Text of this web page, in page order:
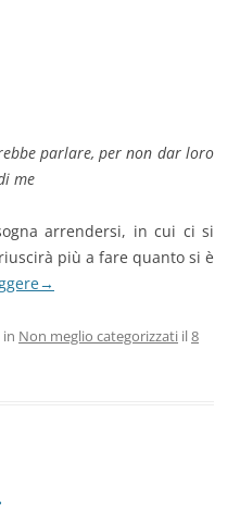
parlare, per non dar loro
me
arrendersi, in cui ci si
più a fare quanto si è
→
Non meglio categorizzati il8